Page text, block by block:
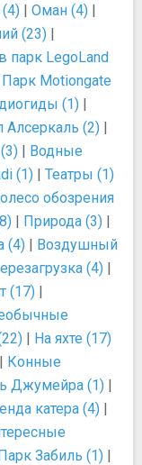
| Оман (4) |
(23) |
парк LegoLand
Парк Motiongate
(1) |
Алсеркаль (2) |
| Водные
(1) | Театры (1)
обозрения
| Природа (3) |
(4) | Воздушный
(4) |
(17) |
| На яхте (17)
| Конные
Джумейра (1) |
катера (4) |
Забиль (1) |